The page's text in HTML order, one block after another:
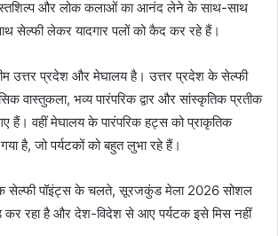
और लोक कलाओं का आनंद लेने के साथ-साथ
सेल्फी लेकर यादगार पलों को कैद कर रहे हैं।
उत्तर प्रदेश और मेघालय है। उत्तर प्रदेश के सेल्फी
वास्तुकला, भव्य पारंपरिक द्वार और सांस्कृतिक प्रतीक
हैं। वहीं मेघालय के पारंपरिक हट्स को प्राकृतिक
है, जो पर्यटकों को बहुत लुभा रहे हैं।
सेल्फी पॉइंट्स के चलते, सूरजकुंड मेला 2026 सोशल
कर रहा है और देश-विदेश से आए पर्यटक इसे मिस नहीं